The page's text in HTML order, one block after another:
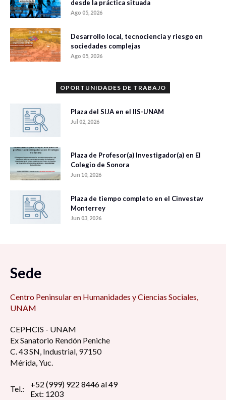
desde la práctica situada
Ago 05, 2026
Desarrollo local, tecnociencia y riesgo en
sociedades complejas
Ago 05, 2026
OPORTUNIDADES DE TRABAJO
Plaza del SIJA en el IIS-UNAM
Jul 02, 2026
Plaza de Profesor(a) Investigador(a) en El
Colegio de Sonora
Jun 10, 2026
Plaza de tiempo completo en el Cinvestav
Monterrey
Jun 03, 2026
Sede
Centro Peninsular en Humanidades y Ciencias Sociales,
UNAM
CEPHCIS - UNAM
Ex Sanatorio Rendón Peniche
C. 43 SN, Industrial, 97150
Mérida, Yuc.
Tel.:
+52 (999) 922 8446 al 49
Ext: 1203